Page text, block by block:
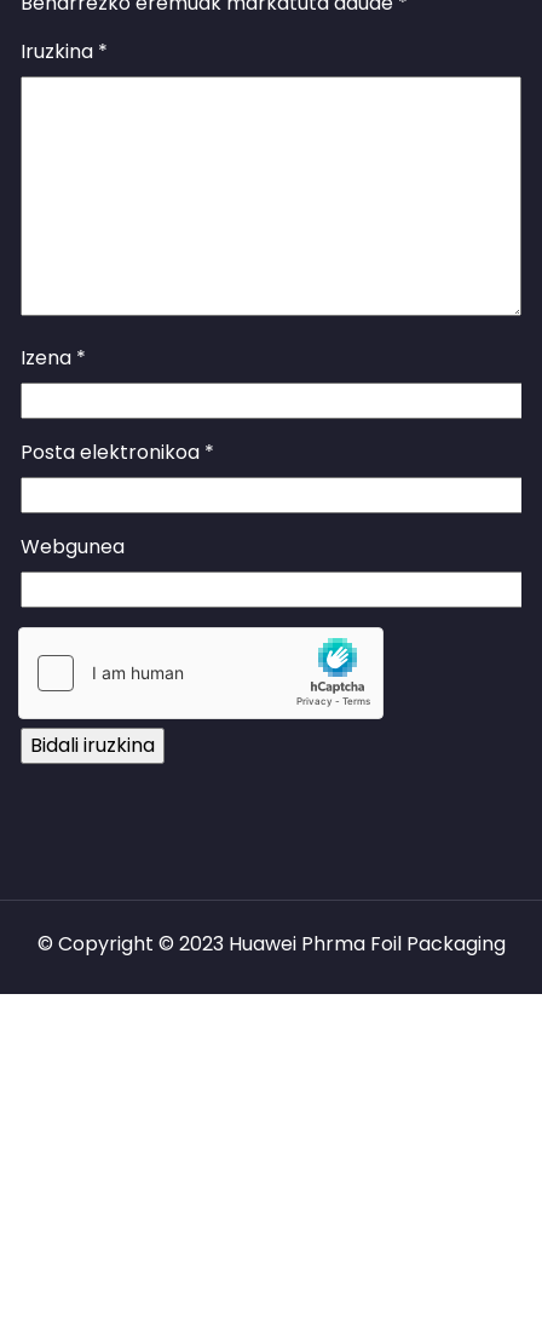
Iruzkina *
Izena *
Posta elektronikoa *
Webgunea
© Copyright © 2023 Huawei Phrma Foil Packaging